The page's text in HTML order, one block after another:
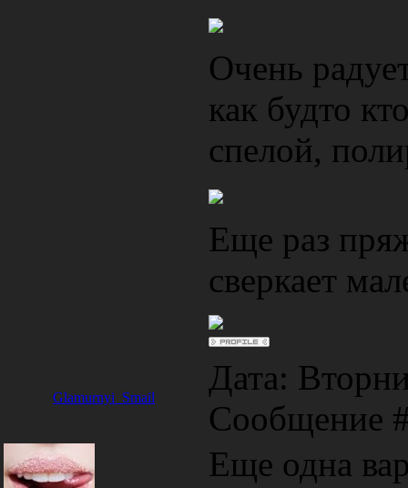
Очень
как будто
спелой,
Еще раз
сверкает
Glamurnyi_Smail
Дата:
Сообщение
Еще одна